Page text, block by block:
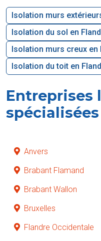
Isolation murs
Isolation du sol en
Isolation murs creux en
Isolation du toit en
Entreprises
Anvers
Brabant Flamand
Brabant Wallon
Bruxelles
Flandre Occidentale